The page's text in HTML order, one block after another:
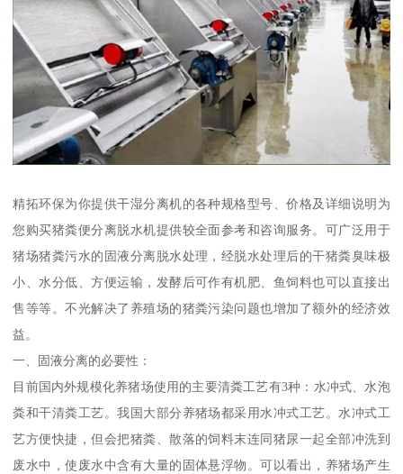
精拓环保为你提供干湿分离机的各种规格型号、价格及详细说明为
您购买猪粪便分离脱水机提供较全面参考和咨询服务。可广泛用于
猪场猪粪污水的固液分离脱水处理，经脱水处理后的干猪粪臭味极
小、水分低、方便运输，发酵后可作有机肥、鱼饲料也可以直接出
售等等。不光解决了养殖场的猪粪污染问题也增加了额外的经济效
益。
一、固液分离的必要性：
目前国内外规模化养猪场使用的主要清粪工艺有3种：水冲式、水泡
粪和干清粪工艺。我国大部分养猪场都采用水冲式工艺。水冲式工
艺方便快捷，但会把猪粪、散落的饲料末连同猪尿一起全部冲洗到
废水中，使废水中含有大量的固体悬浮物。可以看出，养猪场产生